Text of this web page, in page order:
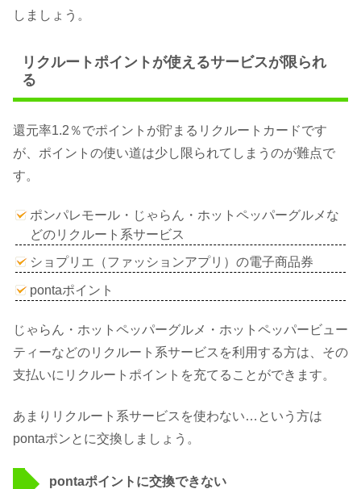
しましょう。
リクルートポイントが使えるサービスが限られ
る
還元率1.2％でポイントが貯まるリクルートカードです
が、ポイントの使い道は少し限られてしまうのが難点で
す。
ポンパレモール・じゃらん・ホットペッパーグルメな
どのリクルート系サービス
ショプリエ（ファッションアプリ）の電子商品券
pontaポイント
じゃらん・ホットペッパーグルメ・ホットペッパービュー
ティーなどのリクルート系サービスを利用する方は、その
支払いにリクルートポイントを充てることができます。
あまりリクルート系サービスを使わない…という方は
pontaポンとに交換しましょう。
pontaポイントに交換できない